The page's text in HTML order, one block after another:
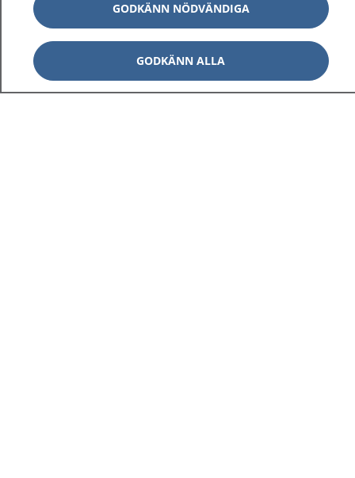
GODKÄNN NÖDVÄNDIGA
GODKÄNN ALLA